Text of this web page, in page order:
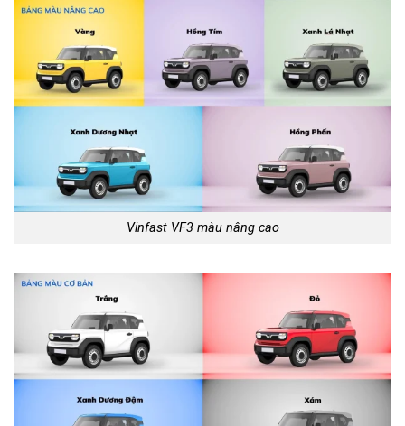
Vinfast VF3 màu nâng cao